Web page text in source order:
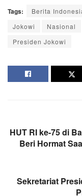
Tags: Berita
Jokowi
Nasional
Presiden Jokowi
HUT RI ke-75 di
Beri Hormat
Sekretariat